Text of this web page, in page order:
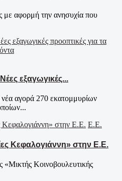
αφορμή την ανησυχία που
εξαγωγικές...
αγορά 270 εκατομμυρίων
Ε.Ε.
Κεφαλογιάννη» στην Ε.Ε.
«Μικτής Κοινοβουλευτικής